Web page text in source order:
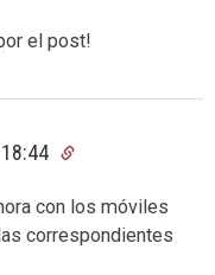
el post!
con los móviles
correspondientes